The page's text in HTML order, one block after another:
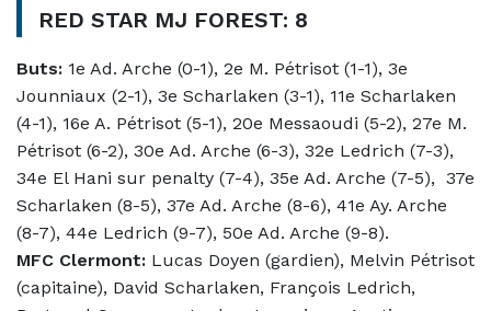
RED STAR MJ FOREST: 8
Buts: 1e Ad. Arche (0-1), 2e M. Pétrisot (1-1), 3e
Jounniaux (2-1), 3e Scharlaken (3-1), 11e Scharlaken
(4-1), 16e A. Pétrisot (5-1), 20e Messaoudi (5-2), 27e M.
Pétrisot (6-2), 30e Ad. Arche (6-3), 32e Ledrich (7-3),
34e El Hani sur penalty (7-4), 35e Ad. Arche (7-5), 37e
Scharlaken (8-5), 37e Ad. Arche (8-6), 41e Ay. Arche
(8-7), 44e Ledrich (9-7), 50e Ad. Arche (9-8).
MFC Clermont: Lucas Doyen (gardien), Melvin Pétrisot
(capitaine), David Scharlaken, François Ledrich,